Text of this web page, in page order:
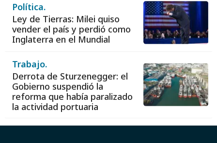
Política.
Ley de Tierras: Milei quiso
vender el país y perdió como
Inglaterra en el Mundial
Trabajo.
Derrota de Sturzenegger: el
Gobierno suspendió la
reforma que había paralizado
la actividad portuaria